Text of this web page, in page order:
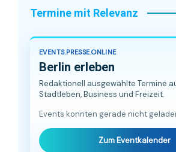
Termine mit Relevanz
EVENTS.PRESSE.ONLINE
Berlin erleben
Redaktionell ausgewählte Termine
Stadtleben, Business und Freizeit.
Events konnten gerade nicht
Zum Eventkalender